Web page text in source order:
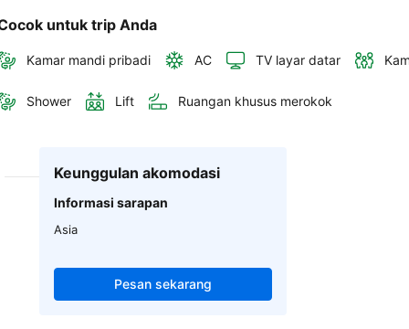
untuk trip Anda
Kamar mandi pribadi AC TV layar datar
Shower Lift Ruangan khusus merokok
Keunggulan akomodasi
Informasi sarapan
Asia
Pesan sekarang